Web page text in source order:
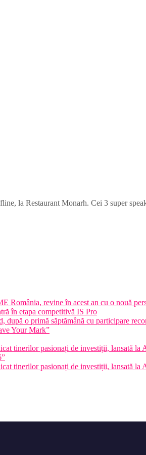
la Restaurant Monarh. Cei 3 super
România, revine în acest an cu o nouă
în etapa competitivă IS Pro
o primă săptămână cu participare
Your Mark”
tinerilor pasionați de investiții, lansată la
tinerilor pasionați de investiții, lansată la